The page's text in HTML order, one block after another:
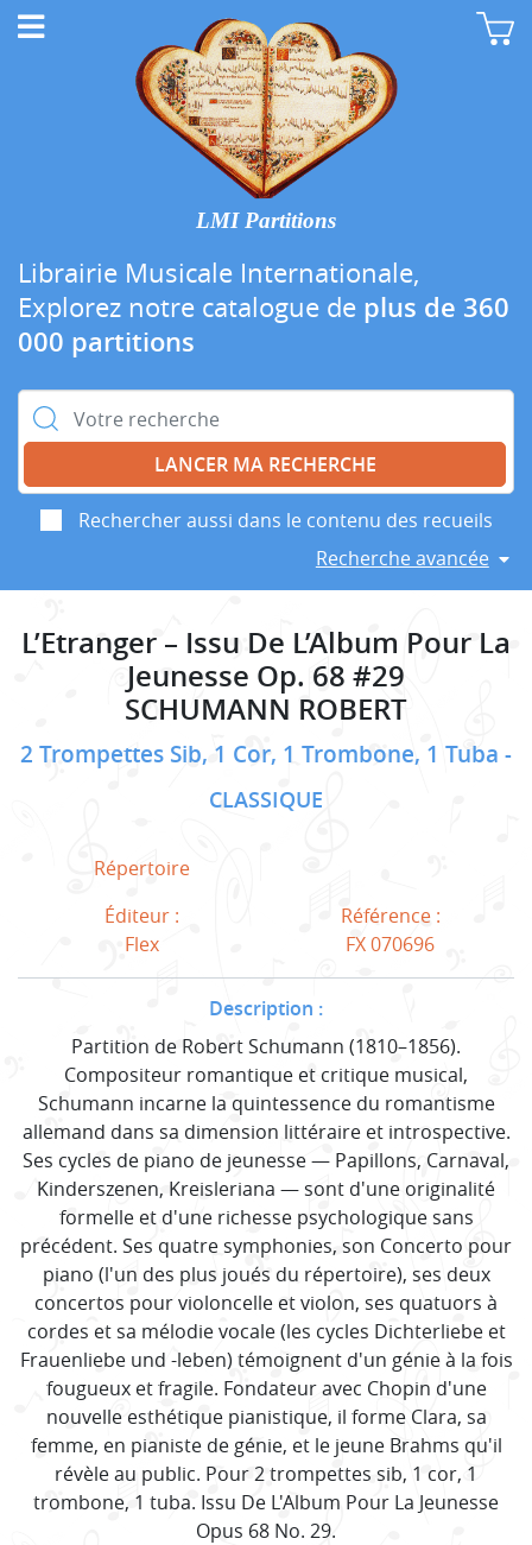
LMI Partitions
Librairie Musicale Internationale,
Explorez notre catalogue de plus de 360
000 partitions
Rechercher :
Rechercher aussi dans le contenu des recueils
Recherche avancée
L’Etranger – Issu De L’Album Pour La
Jeunesse Op. 68 #29
SCHUMANN ROBERT
2 Trompettes Sib, 1 Cor, 1 Trombone, 1 Tuba
CLASSIQUE
Répertoire
Éditeur :
Flex
Référence :
FX 070696
Description :
Partition de Robert Schumann (1810–1856).
Compositeur romantique et critique musical,
Schumann incarne la quintessence du romantisme
allemand dans sa dimension littéraire et introspective.
Ses cycles de piano de jeunesse — Papillons, Carnaval,
Kinderszenen, Kreisleriana — sont d'une originalité
formelle et d'une richesse psychologique sans
précédent. Ses quatre symphonies, son Concerto pour
piano (l'un des plus joués du répertoire), ses deux
concertos pour violoncelle et violon, ses quatuors à
cordes et sa mélodie vocale (les cycles Dichterliebe et
Frauenliebe und -leben) témoignent d'un génie à la fois
fougueux et fragile. Fondateur avec Chopin d'une
nouvelle esthétique pianistique, il forme Clara, sa
femme, en pianiste de génie, et le jeune Brahms qu'il
révèle au public. Pour 2 trompettes sib, 1 cor, 1
trombone, 1 tuba. Issu De L'Album Pour La Jeunesse
Opus 68 No. 29.